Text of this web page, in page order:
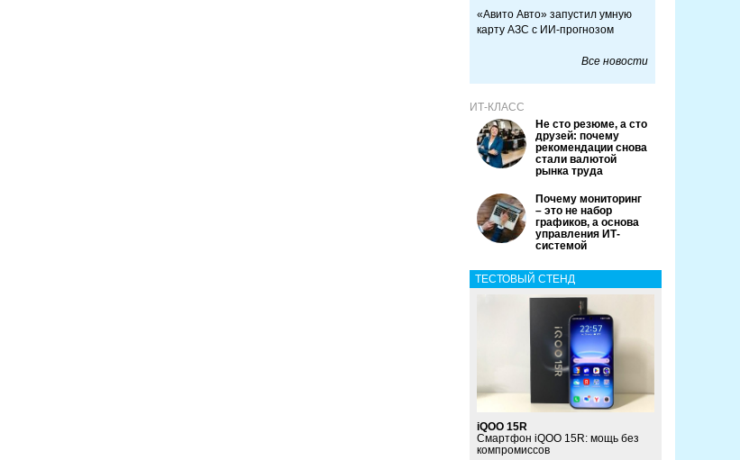
«Авито Авто» запустил умную
карту АЗС с ИИ-прогнозом
Все новости
ИТ-КЛАСС
Не сто резюме, а сто
друзей: почему
рекомендации снова
стали валютой
рынка труда
Почему мониторинг
– это не набор
графиков, а основа
управления ИТ-
системой
ТЕСТОВЫЙ СТЕНД
iQOO 15R
Смартфон iQOO 15R: мощь без
компромиссов